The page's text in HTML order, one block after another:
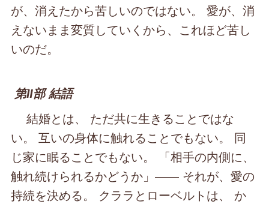
が、消えたから苦しいのではない。 愛が、消
えないまま変質していくから、これほど苦し
いのだ。
第Ⅱ部 結語
結婚とは、 ただ共に生きることではな
い。 互いの身体に触れることでもない。 同
じ家に眠ることでもない。 「相手の内側に、
触れ続けられるかどうか」―― それが、愛の
持続を決める。 クララとローベルトは、 か